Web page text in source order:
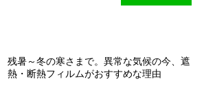
残暑～冬の寒さまで。異常な気候の今、遮
熱・断熱フィルムがおすすめな理由